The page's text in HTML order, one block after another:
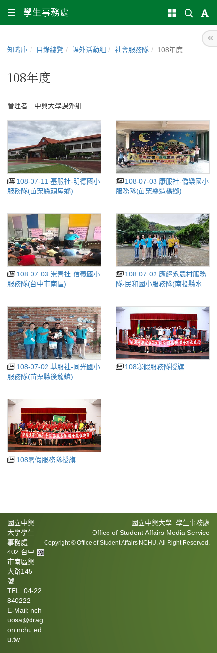
學生事務處
知識庫 目錄總覽 課外活動組 社會服務隊 108年度
108年度
管理者： 中興大學課外組
108-07-11 基服社-明德國小
服務隊(苗栗縣頭屋鄉)
108-07-03 康服社-僑樂國小
服務隊(苗栗縣造橋鄉)
108-07-03 崇青社-信義國小
服務隊(台中市南區)
108-07-02 應經系農村服務
隊-民和國小服務隊(南投縣水里
108-07-02 基服社-同光國小
服務隊(苗栗縣後龍鎮)
108寒假服務隊授旗
108暑假服務隊授旗
國立中興大學 學生事務處
Office of Student Affairs Media Service
Copyright © Office of Student Affairs NCHU. All Right Reserved.
國立中興
大學學生
事務處
402 台中
市南區興
大路145
號
TEL: 04-22
840222
E-Mail: nch
uosa@drag
on.nchu.ed
u.tw